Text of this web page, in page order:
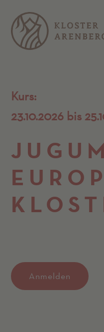
Kurs:
23.10.2026 bis
Anmelden